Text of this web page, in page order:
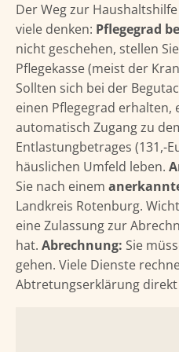
Der Weg zur
viele denken: Pflegegrad
nicht geschehen, stellen
Pflegekasse (meist der
Sollten sich bei der
einen Pflegegrad erhalten,
automatisch Zugang zu
Entlastungbetrages (131,-
häuslichen Umfeld leben.
Sie nach einem
Landkreis Rotenburg.
eine Zulassung zur
hat. Abrechnung: Sie
gehen. Viele Dienste
Abtretungserklärung